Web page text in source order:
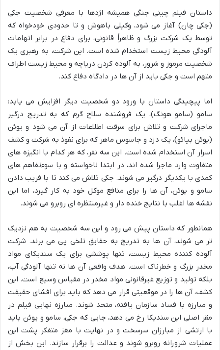
داستان فیلم چینی جنگی همیشه اژدها با معرفی شخصیت جکی
(جکی چان) آغاز می شود، وکیلی باهوش و تا حدودی خودخواه که
توسط یک شرکت بزرگ و ظاهراً قانونی، برای دفاع در برابر اتهامات
آلودگی محیط زیست استخدام شده است. این شرکت، به رهبری یک
شخصیت مرموز و شرور، به آلوده کردن دریاچه و محیط زیست اطراف
متهم است و جکی باید از آن ها در دادگاه دفاع کند.
اما پیچیدگی داستان با ورود دو شخصیت دیگر افزایش می یابد:
سامو (سامو هونگ)، یک فروشنده سلاح گرم که به تدریج درگیر
ماجرای شرکت و تلاش برای سرقت اطلاعات از آن می شود و یوئن
(یوئن بیائو)، یک دزد و جاسوس ماهر که برای نفوذ به شرکت و کشف
اسرار آن استخدام شده است. این سه نفر، که هر کدام با انگیزه های
متفاوت وارد ماجرا شده اند، در ابتدا ناخواسته و با سوءتفاهم های
کمدی با یکدیگر درگیر می شوند. جکی تلاش می کند تا با فریب دادن
سامو و یوئن، آن ها را برای منافع موکل خود به کار گیرد، اما این
نقشه ها اغلب با نتایج خنده دار و غیرمنتظره ای روبرو می شوند.
همانطور که داستان پیش می رود و این سه شخصیت به هم نزدیک
تر می شوند، آن ها به تدریج به حقایق تلخی پی می برند. شرکت
آلوده کننده محیط زیست، تنها پوششی برای یک سندیکای مواد
مخدر بزرگ و خطرناک است. هدف واقعی آن ها نه تنها آلودگی آب،
بلکه تولید و توزیع غیرقانونی مواد مخدر در مقیاس وسیع است. این
کشف، آن ها را در موقعیتی قرار می دهد که باید برای افشای حقیقت
و مبارزه با فساد سازمان یافته، متحد شوند. مبارزه نهایی فیلم در
مقر اصلی این سندیکا رخ می دهد، جایی که جکی، سامو و یوئن باید
با ارتشی از مبارزان سرسخت و در نهایت با مغز متفکر پشت این
عملیات شرورانه روبرو شوند و عدالت را برقرار سازند. این بخش از